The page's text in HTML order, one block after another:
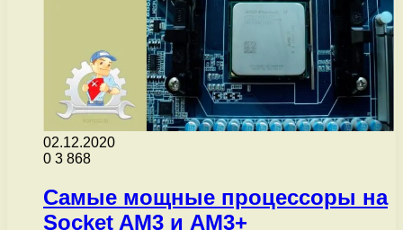
02.12.2020
0 3 868
Самые мощные процессоры на
Socket AM3 и AM3+